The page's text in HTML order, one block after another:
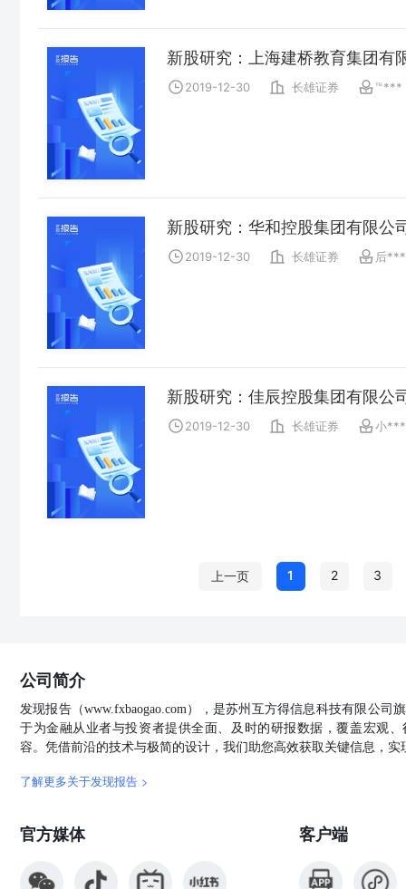
新股研究：上海建桥教育集团有
2019-12-30 长雄证券 ℡***
新股研究：华和控股集团有限公
2019-12-30 长雄证券 后***
新股研究：佳辰控股集团有限公
2019-12-30 长雄证券 小***
上一页 1 2 3
公司简介
发现报告（www.fxbaogao.com），是苏州互方得信息科技有限公司
于为金融从业者与投资者提供全面、及时的研报数据，覆盖宏观
容。凭借前沿的技术与极简的设计，我们助您高效获取关键信息，实
了解更多关于发现报告 >
官方媒体 客户端